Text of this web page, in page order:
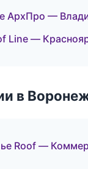
АрхПро —
Line —
в
Roof —